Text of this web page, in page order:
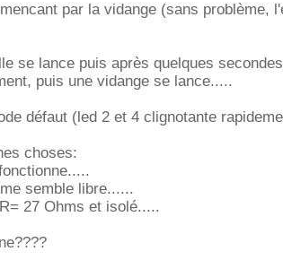
par la vidange (sans problème,
se lance puis après quelques
puis une vidange se lance.....
défaut (led 2 et 4 clignotante
choses:
semble libre......
27 Ohms et isolé.....